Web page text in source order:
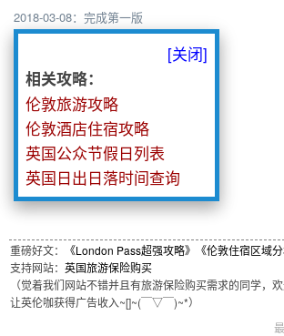
2018-03-08：完成第一版
[关闭]
相关攻略：
伦敦旅游攻略
伦敦酒店住宿攻略
英国公众节假日列表
英国日出日落时间查询
重磅好文： 《London Pass超强攻略》
《伦敦住宿区域分
支持网站： 英国旅游保险购买
（觉着我们网站不错并且有旅游保险购买需求的同学，
让英伦咖获得广告收入~[]~(￣▽￣)~*）